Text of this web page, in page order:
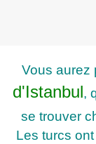
Vous aurez
d'Istanbul,
se trouver
Les turcs